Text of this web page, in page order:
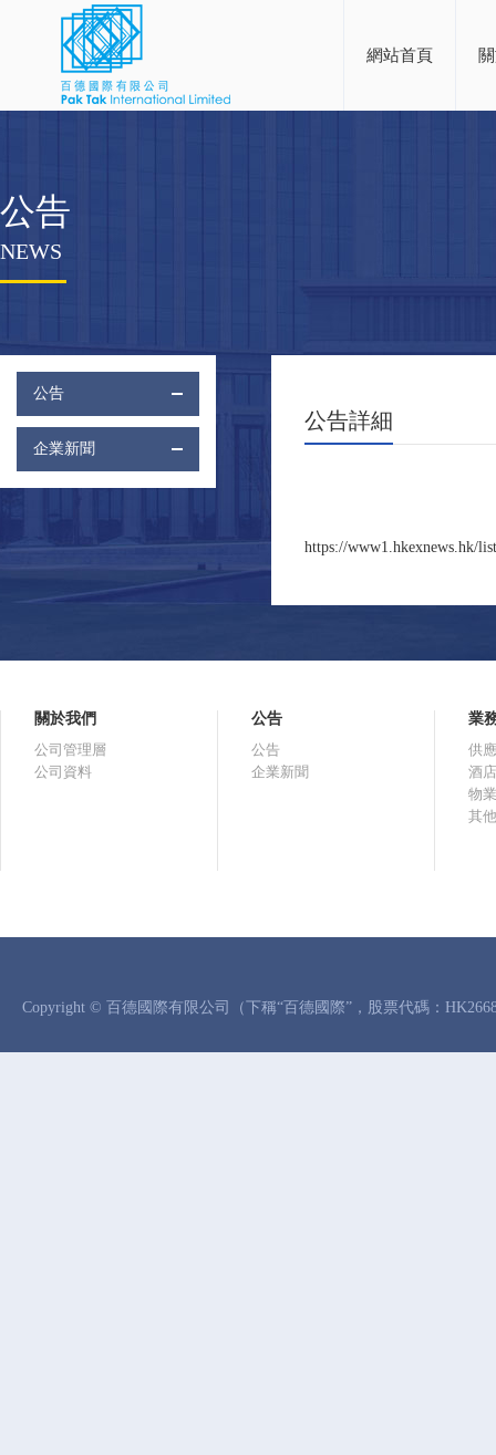
網站首頁
公告
NEWS
公告
企業新聞
公告詳細
https://www1.hkexnews.hk/
關於我們
公司管理層
公司資料
公告
公告
企業新聞
業
供
酒
物
其
Copyright © 百德國際有限公司（下稱“百德國際”，股票代碼：